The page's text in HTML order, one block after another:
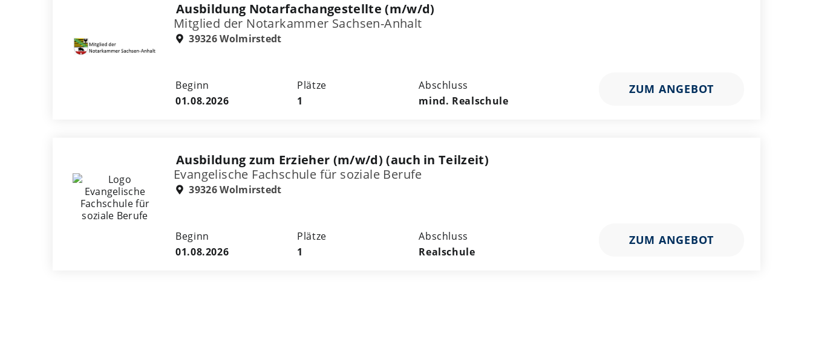
Ausbildung Notarfachangestellte (m/w/d)
Mitglied der Notarkammer Sachsen-Anhalt
39326 Wolmirstedt
Beginn
01.08.2026
Plätze
1
Abschluss
mind. Realschule
ZUM ANGEBOT
Ausbildung zum Erzieher (m/w/d) (auch in Teilzeit)
Evangelische Fachschule für soziale Berufe
39326 Wolmirstedt
Beginn
01.08.2026
Plätze
1
Abschluss
Realschule
ZUM ANGEBOT